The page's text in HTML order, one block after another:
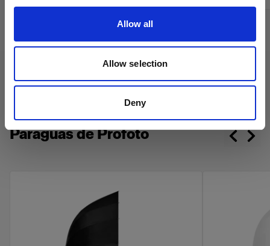
Allow all
Allow selection
Deny
Paraguas de Profoto